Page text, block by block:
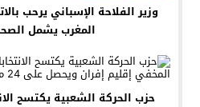
وزير الفلاحة الإسباني يرحب
المغرب يشمل
حزب الحركة الشعبية يكتسح